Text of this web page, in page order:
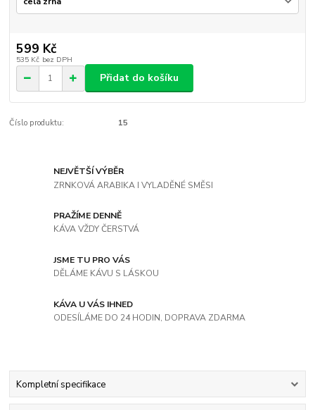
599 Kč
535 Kč bez DPH
Přidat do košíku
Číslo produktu: 15
NEJVĚTŠÍ VÝBĚR
ZRNKOVÁ ARABIKA I VYLADĚNÉ SMĚSI
PRAŽÍME DENNĚ
KÁVA VŽDY ČERSTVÁ
JSME TU PRO VÁS
DĚLÁME KÁVU S LÁSKOU
KÁVA U VÁS IHNED
ODESÍLÁME DO 24 HODIN, DOPRAVA ZDARMA
Kompletní specifikace